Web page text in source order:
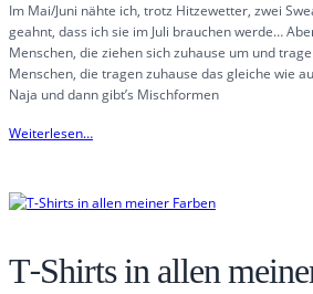
Im Mai/Juni nähte ich, trotz Hitzewetter, zwei
geahnt, dass ich sie im Juli brauchen werde…
Menschen, die ziehen sich zuhause um und
Menschen, die tragen zuhause das gleiche wie
Naja und dann gibt’s Mischformen
Weiterlesen…
T-Shirts in allen